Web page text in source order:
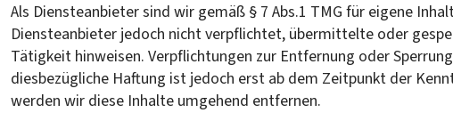
Als Diensteanbieter sind wir gemäß § 7 Abs.1 TMG für eigene
Diensteanbieter jedoch nicht verpflichtet, übermittelte oder
Tätigkeit hinweisen. Verpflichtungen zur Entfernung oder
diesbezügliche Haftung ist jedoch erst ab dem Zeitpunkt der
werden wir diese Inhalte umgehend entfernen.